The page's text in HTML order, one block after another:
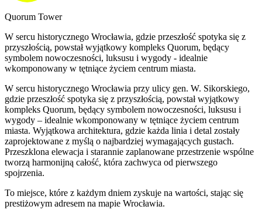
Quorum Tower
W sercu historycznego Wrocławia, gdzie przeszłość spotyka się z
przyszłością, powstał wyjątkowy kompleks Quorum, będący
symbolem nowoczesności, luksusu i wygody - idealnie
wkomponowany w tętniące życiem centrum miasta.
W sercu historycznego Wrocławia przy ulicy gen. W. Sikorskiego,
gdzie przeszłość spotyka się z przyszłością, powstał wyjątkowy
kompleks Quorum, będący symbolem nowoczesności, luksusu i
wygody – idealnie wkomponowany w tętniące życiem centrum
miasta. Wyjątkowa architektura, gdzie każda linia i detal zostały
zaprojektowane z myślą o najbardziej wymagających gustach.
Przeszklona elewacja i starannie zaplanowane przestrzenie wspólne
tworzą harmonijną całość, która zachwyca od pierwszego
spojrzenia.
To miejsce, które z każdym dniem zyskuje na wartości, stając się
prestiżowym adresem na mapie Wrocławia.